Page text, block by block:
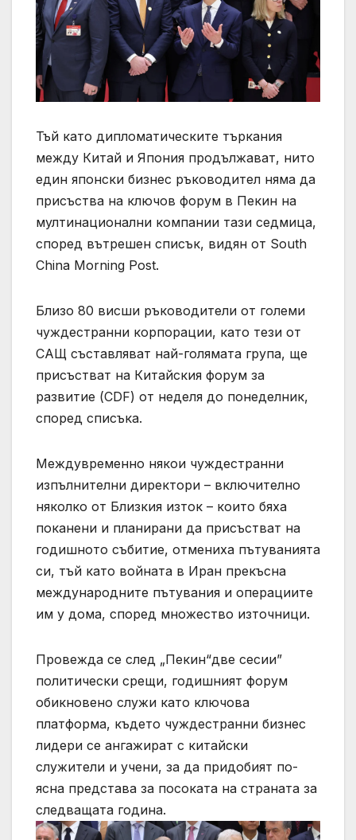
Тъй като дипломатическите търкания
между Китай и Япония продължават, нито
един японски бизнес ръководител няма да
присъства на ключов форум в Пекин на
мултинационални компании тази седмица,
според вътрешен списък, видян от South
China Morning Post.
Близо 80 висши ръководители от големи
чуждестранни корпорации, като тези от
САЩ съставляват най-голямата група, ще
присъстват на Китайския форум за
развитие (CDF) от неделя до понеделник,
според списъка.
Междувременно някои чуждестранни
изпълнителни директори – включително
няколко от Близкия изток – които бяха
поканени и планирани да присъстват на
годишното събитие, отмениха пътуванията
си, тъй като войната в Иран прекъсна
международните пътувания и операциите
им у дома, според множество източници.
Провежда се след „Пекин“две сесии”
политически срещи, годишният форум
обикновено служи като ключова
платформа, където чуждестранни бизнес
лидери се ангажират с китайски
служители и учени, за да придобият по-
ясна представа за посоката на страната за
следващата година.